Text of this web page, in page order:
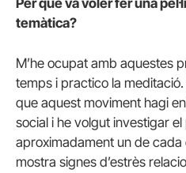
temàtica?
M’he ocupat amb aquestes
temps i practico la
que aquest moviment hagi
social i he volgut investigar
aproximadament un de cada
mostra signes d’estrès